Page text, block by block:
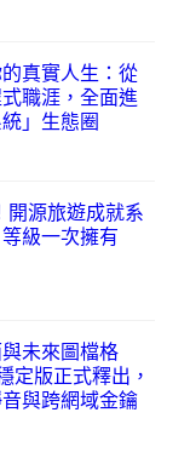
真實人生：從
職涯，全面進
」生態圈
開源旅遊成就系
級一次擁有
未來圖檔格
定版正式釋出，
與跨網域金鑰